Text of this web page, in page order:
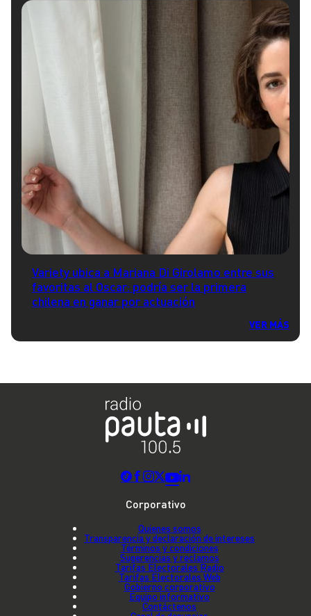
Variety ubica a Mariana Di Girolamo entre sus
favoritas al Oscar: podría ser la primera
chilena en ganar por actuación
VER MÁS
Corporativo
Quienes somos
Transparencia y declaración de intereses
Términos y condiciones
Sugerencias y reclamos
Tarifas Electorales Radio
Tarifas Electorales Web
Gobierno corporativo
Equipo informativo
Contáctenos